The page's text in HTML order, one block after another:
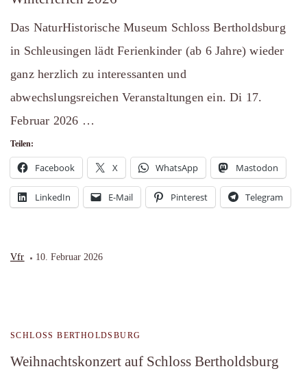
Das NaturHistorische Museum Schloss Bertholdsburg
in Schleusingen lädt Ferienkinder (ab 6 Jahre) wieder
ganz herzlich zu interessanten und
abwechslungsreichen Veranstaltungen ein. Di 17.
Februar 2026 …
Teilen:
Facebook X WhatsApp Mastodon
LinkedIn E-Mail Pinterest Telegram
Vfr 10. Februar 2026
SCHLOSS BERTHOLDSBURG
Weihnachtskonzert auf Schloss Bertholdsburg